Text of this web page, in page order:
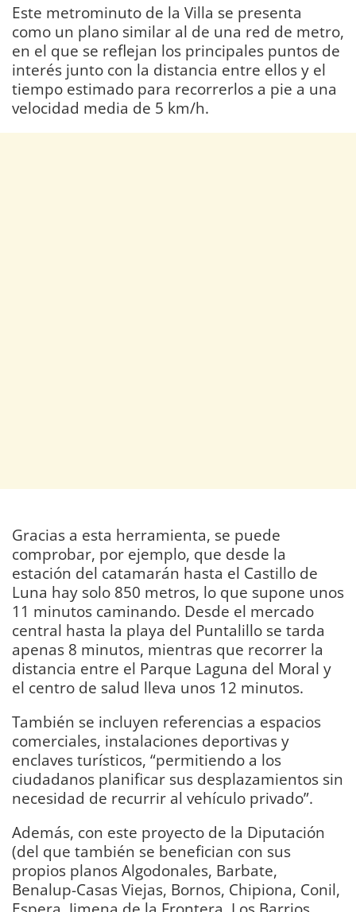
Este metrominuto de la Villa se presenta
como un plano similar al de una red de metro,
en el que se reflejan los principales puntos de
interés junto con la distancia entre ellos y el
tiempo estimado para recorrerlos a pie a una
velocidad media de 5 km/h.
Gracias a esta herramienta, se puede
comprobar, por ejemplo, que desde la
estación del catamarán hasta el Castillo de
Luna hay solo 850 metros, lo que supone unos
11 minutos caminando. Desde el mercado
central hasta la playa del Puntalillo se tarda
apenas 8 minutos, mientras que recorrer la
distancia entre el Parque Laguna del Moral y
el centro de salud lleva unos 12 minutos.
También se incluyen referencias a espacios
comerciales, instalaciones deportivas y
enclaves turísticos, “permitiendo a los
ciudadanos planificar sus desplazamientos sin
necesidad de recurrir al vehículo privado”.
Además, con este proyecto de la Diputación
(del que también se benefician con sus
propios planos Algodonales, Barbate,
Benalup-Casas Viejas, Bornos, Chipiona, Conil,